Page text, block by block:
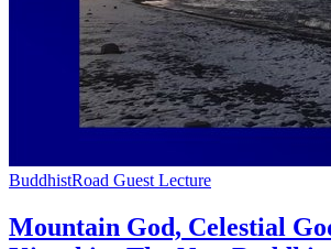
BuddhistRoad Guest Lecture
Mountain God, Celestial